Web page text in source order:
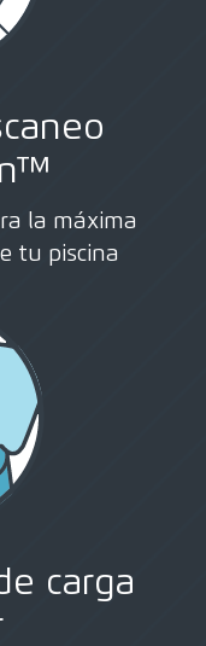
la máxima
tu piscina
carga